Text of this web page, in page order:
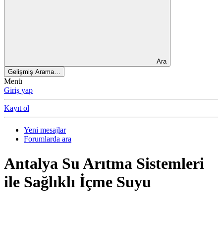
Ara
Gelişmiş Arama…
Menü
Giriş yap
Kayıt ol
Yeni mesajlar
Forumlarda ara
Antalya Su Arıtma Sistemleri
ile Sağlıklı İçme Suyu